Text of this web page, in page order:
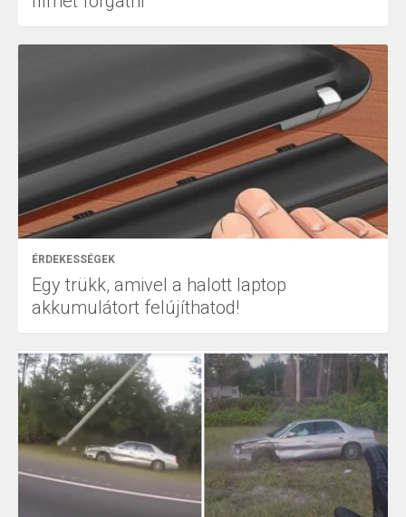
ÉRDEKESSÉGEK
Egy trükk, amivel a halott laptop
akkumulátort felújíthatod!